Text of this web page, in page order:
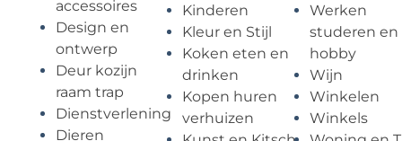
accessoires
Design en
ontwerp
Deur kozijn
raam trap
Dienstverlening
Dieren
Kinderen
Kleur en Stijl
Koken eten en
drinken
Kopen huren
verhuizen
Werken
studeren en
hobby
Wijn
Winkelen
Winkels